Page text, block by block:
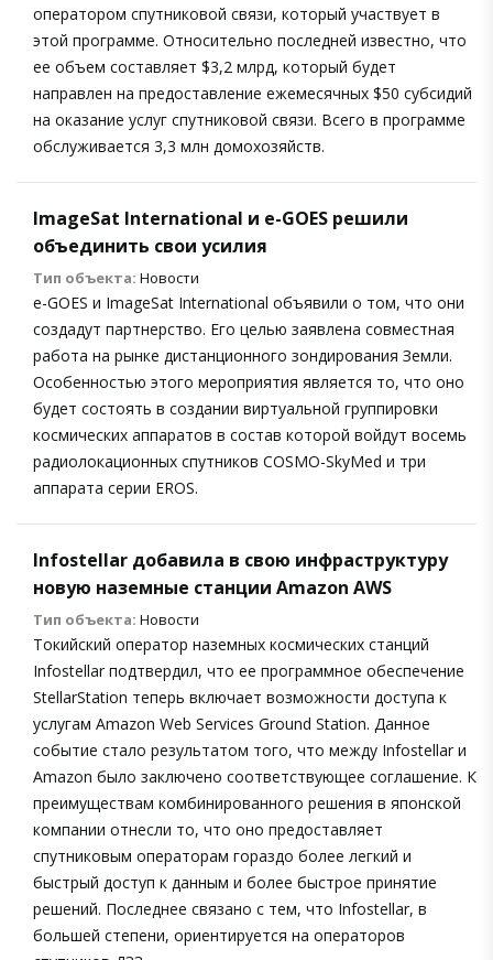
оператором спутниковой связи, который участвует в
этой программе. Относительно последней известно, что
ее объем составляет $3,2 млрд, который будет
направлен на предоставление ежемесячных $50 субсидий
на оказание услуг спутниковой связи. Всего в программе
обслуживается 3,3 млн домохозяйств.
ImageSat International и e-GOES решили
объединить свои усилия
Тип объекта: Новости
e-GOES и ImageSat International объявили о том, что они
создадут партнерство. Его целью заявлена совместная
работа на рынке дистанционного зондирования Земли.
Особенностью этого мероприятия является то, что оно
будет состоять в создании виртуальной группировки
космических аппаратов в состав которой войдут восемь
радиолокационных спутников COSMO-SkyMed и три
аппарата серии EROS.
Infostellar добавила в свою инфраструктуру
новую наземные станции Amazon AWS
Тип объекта: Новости
Токийский оператор наземных космических станций
Infostellar подтвердил, что ее программное обеспечение
StellarStation теперь включает возможности доступа к
услугам Amazon Web Services Ground Station. Данное
событие стало результатом того, что между Infostellar и
Amazon было заключено соответствующее соглашение. К
преимуществам комбинированного решения в японской
компании отнесли то, что оно предоставляет
спутниковым операторам гораздо более легкий и
быстрый доступ к данным и более быстрое принятие
решений. Последнее связано с тем, что Infostellar, в
большей степени, ориентируется на операторов